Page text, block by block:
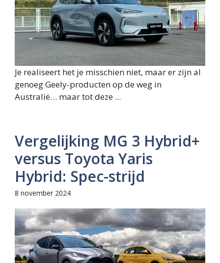
Je realiseert het je misschien niet, maar er zijn al
genoeg Geely-producten op de weg in
Australië… maar tot deze ...
Vergelijking MG 3 Hybrid+
versus Toyota Yaris
Hybrid: Spec-strijd
8 november 2024